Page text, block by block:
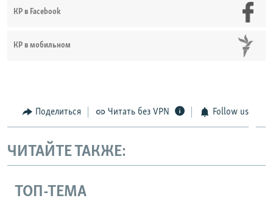
КР в Facebook
КР в мобильном
Поделиться Читать без VPN Follow us
ЧИТАЙТЕ ТАКЖЕ:
ТОП-ТЕМА